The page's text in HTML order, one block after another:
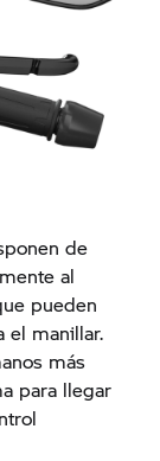
de
al
pueden
el manillar.
más
para llegar